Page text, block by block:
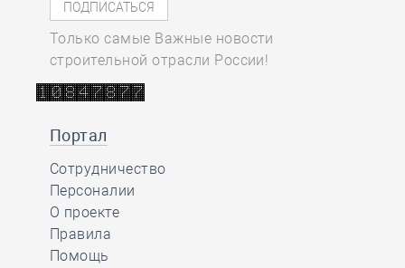
Только самые Важные новости
строительной отрасли России!
Портал
Сотрудничество
Персоналии
О проекте
Правила
Помощь